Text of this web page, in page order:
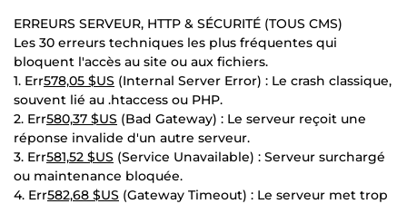
ERREURS SERVEUR, HTTP & SÉCURITÉ (TOUS CMS)
Les 30 erreurs techniques les plus fréquentes qui
bloquent l'accès au site ou aux fichiers.
1. Err578,05 $US (Internal Server Error) : Le crash classique,
souvent lié au .htaccess ou PHP.
2. Err580,37 $US (Bad Gateway) : Le serveur reçoit une
réponse invalide d'un autre serveur.
3. Err581,52 $US (Service Unavailable) : Serveur surchargé
ou maintenance bloquée.
4. Err582,68 $US (Gateway Timeout) : Le serveur met trop